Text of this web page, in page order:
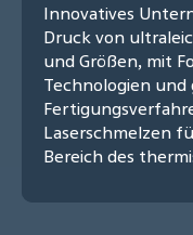
Innovatives
Druck von
und Größen, mit
Technologien und
Laserschmelzen
Bereich des